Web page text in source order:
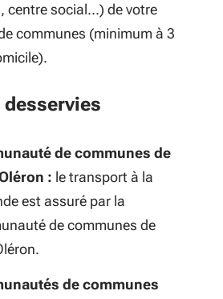
centre social...) de votre
communes (minimum à 3
desservies
de communes de
: le transport à la
est assuré par la
de communes de
de communes